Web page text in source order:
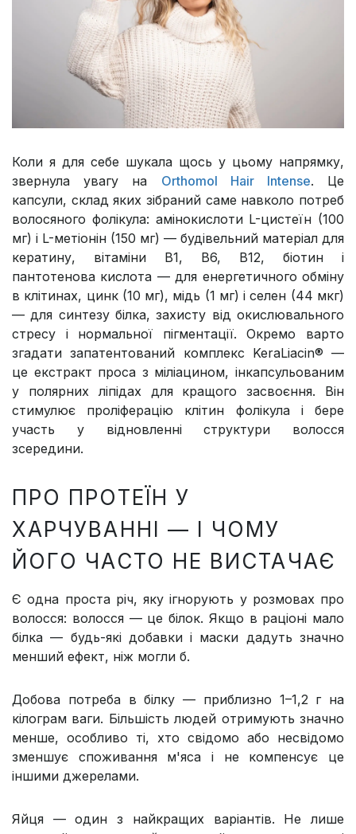
Коли я для себе шукала щось у цьому напрямку,
звернула увагу на Orthomol Hair Intense. Це
капсули, склад яких зібраний саме навколо потреб
волосяного фолікула: амінокислоти L-цистеїн (100
мг) і L-метіонін (150 мг) — будівельний матеріал для
кератину, вітаміни В1, В6, В12, біотин і
пантотенова кислота — для енергетичного обміну
в клітинах, цинк (10 мг), мідь (1 мг) і селен (44 мкг)
— для синтезу білка, захисту від окислювального
стресу і нормальної пігментації. Окремо варто
згадати запатентований комплекс KeraLiacin® —
це екстракт проса з міліацином, інкапсульованим
у полярних ліпідах для кращого засвоєння. Він
стимулює проліферацію клітин фолікула і бере
участь у відновленні структури волосся
зсередини.
ПРО ПРОТЕЇН У
ХАРЧУВАННІ — І ЧОМУ
ЙОГО ЧАСТО НЕ ВИСТАЧАЄ
Є одна проста річ, яку ігнорують у розмовах про
волосся: волосся — це білок. Якщо в раціоні мало
білка — будь-які добавки і маски дадуть значно
менший ефект, ніж могли б.
Добова потреба в білку — приблизно 1–1,2 г на
кілограм ваги. Більшість людей отримують значно
менше, особливо ті, хто свідомо або несвідомо
зменшує споживання м'яса і не компенсує це
іншими джерелами.
Яйця — один з найкращих варіантів. Не лише